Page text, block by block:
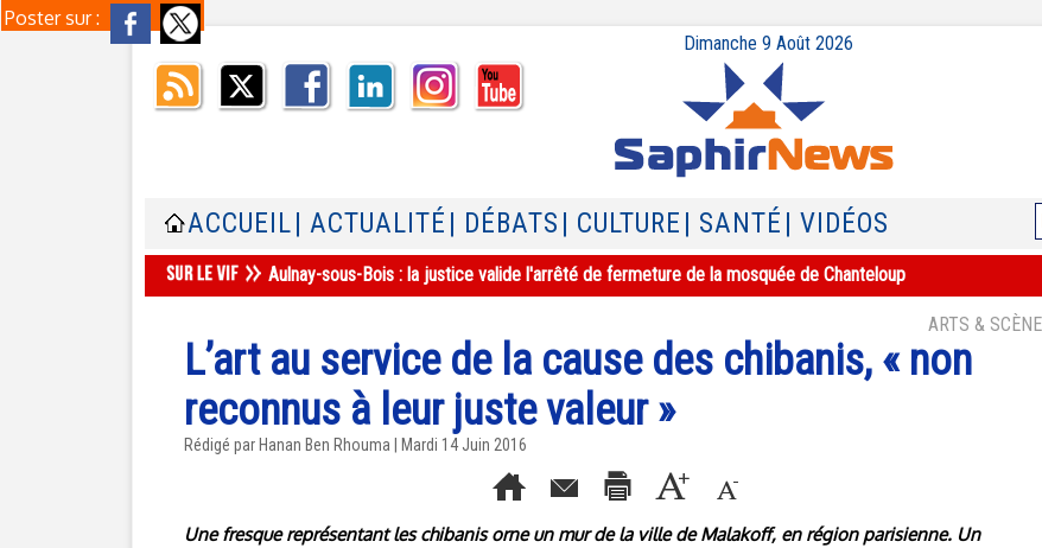
Poster sur :
Dimanche 9 Août 2026
ACCUEIL | ACTUALITÉ | DÉBATS | CULTURE | SANTÉ | VIDÉOS
Aulnay-sous-Bois : la justice valide l'arrêté de fermeture de la mosquée de Chanteloup
ARTS &
L’art au service de la cause des chibanis, « non
reconnus à leur juste valeur »
Rédigé par Hanan Ben Rhouma | Mardi 14 Juin 2016
Une fresque représentant les chibanis orne un mur de la ville de Malakoff, en région parisienne. Un